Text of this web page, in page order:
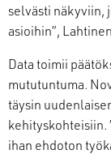
selvästi näkyviin,
asioihin”,
Data toimii
mututuntuma.
täysin
kehityskohteisiin.
ihan ehdoton